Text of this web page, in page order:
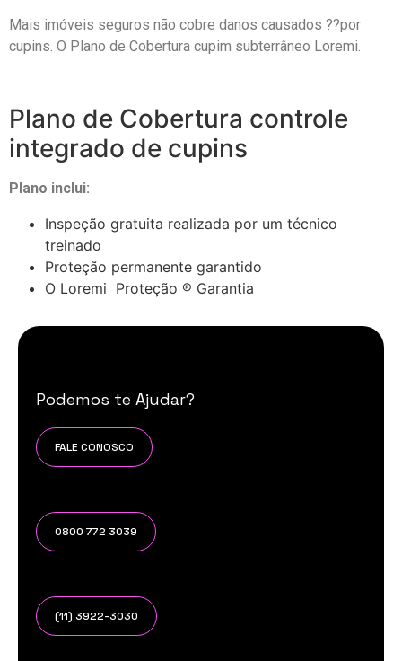
Mais imóveis seguros não cobre danos causados ??por
cupins. O Plano de Cobertura cupim subterrâneo Loremi.
Plano de Cobertura controle
integrado de cupins
Plano inclui:
Inspeção gratuita realizada por um técnico
treinado
Proteção permanente garantido
O Loremi Proteção ® Garantia
Podemos te Ajudar?
FALE CONOSCO
0800 772 3039
(11) 3922-3030